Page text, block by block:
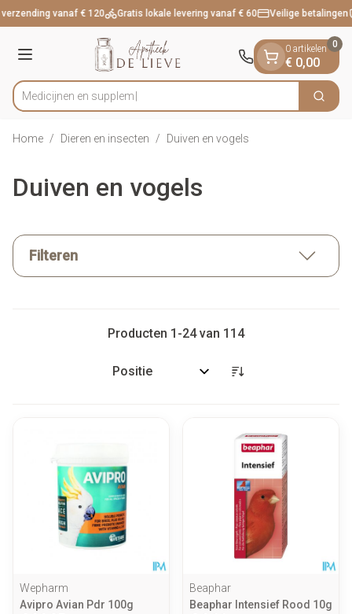
Ga naar de inhoud
1 van 1vanaf € 120 Gratis lokale levering vanaf € 60 Veilige betalingen
Menu
Product, merk, categorie...
Medi Zoek
0 artikelen
€ 0,00
0
Home / Dieren en insecten / Duiven en vogels
Duiven en vogels
Filteren
Producten 1 -24van 114
Sorteer op:
Wepharm
Avipro Avian Pdr 100g
Beaphar
Beaphar Intensief Rood 10g